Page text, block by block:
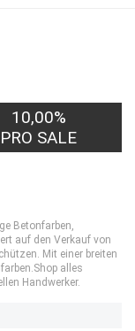
10,00%
PRO SALE
Betonfarben,
auf den Verkauf von
Mit einer breiten
alles
Handwerker.